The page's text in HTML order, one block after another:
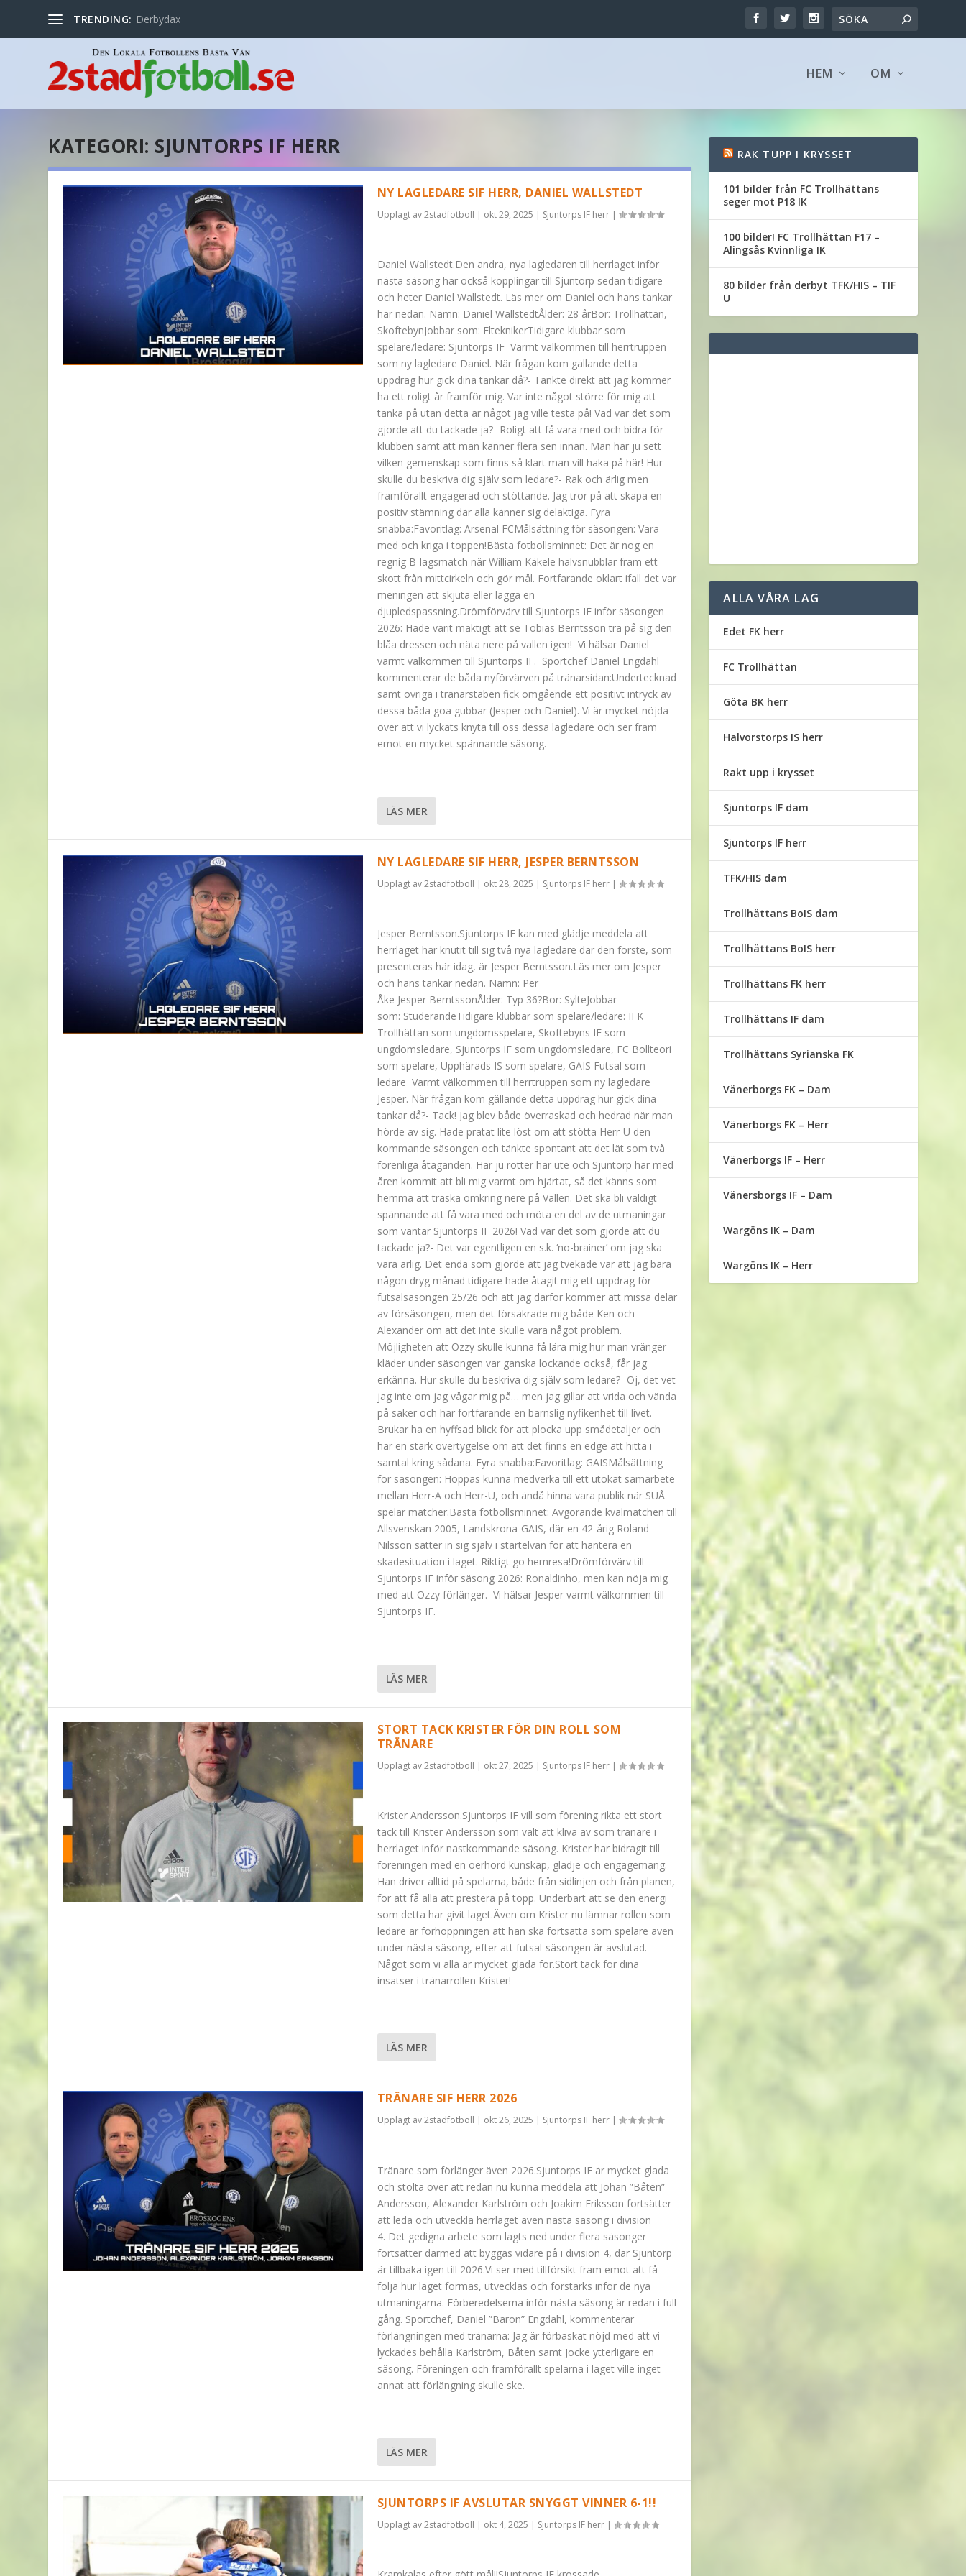
TRENDING: Derbydax
HEM OM
KATEGORI: SJUNTORPS IF HERR
NY LAGLEDARE SIF HERR, DANIEL WALLSTEDT
Upplagt av2stadfotboll | okt 29, 2025 | Sjuntorps IF herr|
Daniel Wallstedt.Den andra, nya lagledaren till herrlaget inför
nästa säsong har också kopplingar till Sjuntorp sedan tidigare
och heter Daniel Wallstedt. Läs mer om Daniel och hans tankar
här nedan. Namn: Daniel WallstedtÅlder: 28 årBor: Trollhättan,
SkoftebynJobbar som: ElteknikerTidigare klubbar som
spelare/ledare: Sjuntorps IF Varmt välkommen till herrtruppen
som ny lagledare Daniel. När frågan kom gällande detta
uppdrag hur gick dina tankar då?- Tänkte direkt att jag kommer
ha ett roligt år framför mig. Var inte något större för mig att
tänka på utan detta är något jag ville testa på! Vad var det som
gjorde att du tackade ja?- Roligt att få vara med och bidra för
klubben samt att man känner flera sen innan. Man har ju sett
vilken gemenskap som finns så klart man vill haka på här! Hur
skulle du beskriva dig själv som ledare?- Rak och ärlig men
framförallt engagerad och stöttande. Jag tror på att skapa en
positiv stämning där alla känner sig delaktiga. Fyra
snabba:Favoritlag: Arsenal FCMålsättning för säsongen: Vara
med och kriga i toppen!Bästa fotbollsminnet: Det är nog en
regnig B-lagsmatch när William Käkele halvsnubblar fram ett
skott från mittcirkeln och gör mål. Fortfarande oklart ifall det var
meningen att skjuta eller lägga en
djupledspassning.Drömförvärv till Sjuntorps IF inför säsongen
2026: Hade varit mäktigt att se Tobias Berntsson trä på sig den
blåa dressen och näta nere på vallen igen! Vi hälsar Daniel
varmt välkommen till Sjuntorps IF. Sportchef Daniel Engdahl
kommenterar de båda nyförvärven på tränarsidan:Undertecknad
samt övriga i tränarstaben fick omgående ett positivt intryck av
dessa båda goa gubbar (Jesper och Daniel). Vi är mycket nöjda
över att vi lyckats knyta till oss dessa lagledare och ser fram
emot en mycket spännande säsong.
LÄS MER
NY LAGLEDARE SIF HERR, JESPER BERNTSSON
Upplagt av2stadfotboll | okt 28, 2025 | Sjuntorps IF herr|
Jesper Berntsson.Sjuntorps IF kan med glädje meddela att
herrlaget har knutit till sig två nya lagledare där den förste, som
presenteras här idag, är Jesper Berntsson.Läs mer om Jesper
och hans tankar nedan. Namn: Per
Åke Jesper BerntssonÅlder: Typ 36?Bor: SylteJobbar
som: StuderandeTidigare klubbar som spelare/ledare: IFK
Trollhättan som ungdomsspelare, Skoftebyns IF som
ungdomsledare, Sjuntorps IF som ungdomsledare, FC Bollteori
som spelare, Upphärads IS som spelare, GAIS Futsal som
ledare Varmt välkommen till herrtruppen som ny lagledare
Jesper. När frågan kom gällande detta uppdrag hur gick dina
tankar då?- Tack! Jag blev både överraskad och hedrad när man
hörde av sig. Hade pratat lite löst om att stötta Herr-U den
kommande säsongen och tänkte spontant att det lät som två
förenliga åtaganden. Har ju rötter här ute och Sjuntorp har med
åren kommit att bli mig varmt om hjärtat, så det känns som
hemma att traska omkring nere på Vallen. Det ska bli väldigt
spännande att få vara med och möta en del av de utmaningar
som väntar Sjuntorps IF 2026! Vad var det som gjorde att du
tackade ja?- Det var egentligen en s.k. ‘no-brainer’ om jag ska
vara ärlig. Det enda som gjorde att jag tvekade var att jag bara
någon dryg månad tidigare hade åtagit mig ett uppdrag för
futsalsäsongen 25/26 och att jag därför kommer att missa delar
av försäsongen, men det försäkrade mig både Ken och
Alexander om att det inte skulle vara något problem.
Möjligheten att Ozzy skulle kunna få lära mig hur man vränger
kläder under säsongen var ganska lockande också, får jag
erkänna. Hur skulle du beskriva dig själv som ledare?- Oj, det vet
jag inte om jag vågar mig på… men jag gillar att vrida och vända
på saker och har fortfarande en barnslig nyfikenhet till livet.
Brukar ha en hyffsad blick för att plocka upp smådetaljer och
har en stark övertygelse om att det finns en edge att hitta i
samtal kring sådana. Fyra snabba:Favoritlag: GAISMålsättning
för säsongen: Hoppas kunna medverka till ett utökat samarbete
mellan Herr-A och Herr-U, och ändå hinna vara publik när SUÅ
spelar matcher.Bästa fotbollsminnet: Avgörande kvalmatchen till
Allsvenskan 2005, Landskrona-GAIS, där en 42-årig Roland
Nilsson sätter in sig själv i startelvan för att hantera en
skadesituation i laget. Riktigt go hemresa!Drömförvärv till
Sjuntorps IF inför säsong 2026: Ronaldinho, men kan nöja mig
med att Ozzy förlänger. Vi hälsar Jesper varmt välkommen till
Sjuntorps IF.
LÄS MER
STORT TACK KRISTER FÖR DIN ROLL SOM
TRÄNARE
Upplagt av2stadfotboll | okt 27, 2025 | Sjuntorps IF herr|
Krister Andersson.Sjuntorps IF vill som förening rikta ett stort
tack till Krister Andersson som valt att kliva av som tränare i
herrlaget inför nästkommande säsong. Krister har bidragit till
föreningen med en oerhörd kunskap, glädje och engagemang.
Han driver alltid på spelarna, både från sidlinjen och från planen,
för att få alla att prestera på topp. Underbart att se den energi
som detta har givit laget.Även om Krister nu lämnar rollen som
ledare är förhoppningen att han ska fortsätta som spelare även
under nästa säsong, efter att futsal-säsongen är avslutad.
Något som vi alla är mycket glada för.Stort tack för dina
insatser i tränarrollen Krister!
LÄS MER
TRÄNARE SIF HERR 2026
Upplagt av2stadfotboll | okt 26, 2025 | Sjuntorps IF herr|
Tränare som förlänger även 2026.Sjuntorps IF är mycket glada
och stolta över att redan nu kunna meddela att Johan ”Båten”
Andersson, Alexander Karlström och Joakim Eriksson fortsätter
att leda och utveckla herrlaget även nästa säsong i division
4. Det gedigna arbete som lagts ned under flera säsonger
fortsätter därmed att byggas vidare på i division 4, där Sjuntorp
är tillbaka igen till 2026.Vi ser med tillförsikt fram emot att få
följa hur laget formas, utvecklas och förstärks inför de nya
utmaningarna. Förberedelserna inför nästa säsong är redan i full
gång. Sportchef, Daniel ”Baron” Engdahl, kommenterar
förlängningen med tränarna: Jag är förbaskat nöjd med att vi
lyckades behålla Karlström, Båten samt Jocke ytterligare en
säsong. Föreningen och framförallt spelarna i laget ville inget
annat att förlängning skulle ske.
LÄS MER
SJUNTORPS IF AVSLUTAR SNYGGT VINNER 6-1!!
Upplagt av2stadfotboll | okt 4, 2025 | Sjuntorps IF herr|
RAK TUPP I KRYSSET
101 bilder från FC Trollhättans
seger mot P18 IK
100 bilder! FC Trollhättan F17 –
Alingsås Kvinnliga IK
80 bilder från derbyt TFK/HIS – TIF
U
ALLA VÅRA LAG
Edet FK herr
FC Trollhättan
Göta BK herr
Halvorstorps IS herr
Rakt upp i krysset
Sjuntorps IF dam
Sjuntorps IF herr
TFK/HIS dam
Trollhättans BoIS dam
Trollhättans BoIS herr
Trollhättans FK herr
Trollhättans IF dam
Trollhättans Syrianska FK
Vänerborgs FK – Dam
Vänerborgs FK – Herr
Vänerborgs IF – Herr
Vänersborgs IF – Dam
Wargöns IK – Dam
Wargöns IK – Herr